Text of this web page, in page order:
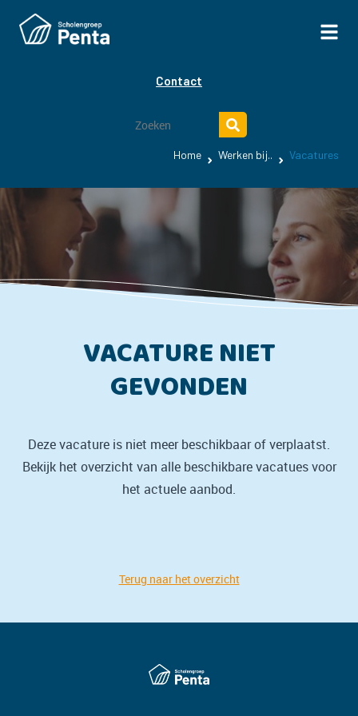
Contact
Home Werken bij.. Vacatures
VACATURE NIET
GEVONDEN
Deze vacature is niet meer beschikbaar of verplaatst.
Bekijk het overzicht van alle beschikbare vacatues voor
het actuele aanbod.
Terug naar het overzicht